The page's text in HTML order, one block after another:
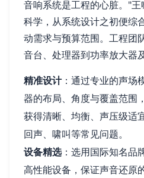
音响系统是工程的心脏。"
科学，从系统设计之初便综
动需求与预算范围。工程团
音台、处理器到功率放大器
精准设计：通过专业的声场
器的布局、角度与覆盖范围
获得清晰、均衡、声压级适
回声、啸叫等常见问题。
设备精选：选用国际知名品
高性能设备，保证声音还原